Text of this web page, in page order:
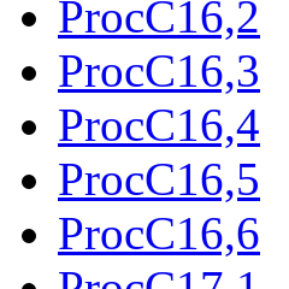
ProcC16,2
ProcC16,3
ProcC16,4
ProcC16,5
ProcC16,6